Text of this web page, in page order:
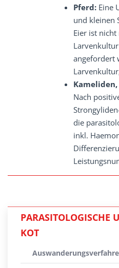
Pferd: Eine
und kleinen
Eier ist
angefordert
Nach
die
inkl.
PARASITOLOGISCHE
KOT